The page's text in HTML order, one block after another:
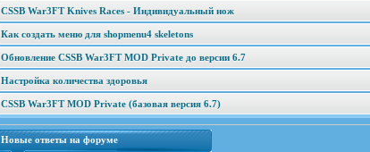
CSSB War3FT Knives Races - Индивидуальный нож
Как создать меню для shopmenu4 skeletons
Обновление CSSB War3FT MOD Private до версии 6.7
Настройка количества здоровья
CSSB War3FT MOD Private (базовая версия 6.7)
Новые ответы на форуме